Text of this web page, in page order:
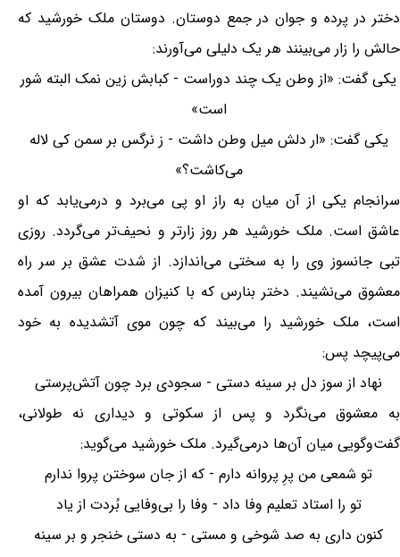
دختر در پرده و جوان در جمع دوستان. دوستان ملک خورشید که
حالش را زار می‌بینند هر یک دلیلی می‌آورند:
یکی گفت: «از وطن یک چند دوراست - کبابش زین نمک البته شور
است»
یکی گفت: «ار دلش میل وطن داشت - ز نرگس بر سمن کی لاله
می‌کاشت؟»
سرانجام یکی از آن میان به راز او پی می‌برد و درمی‌یابد که او
عاشق است. ملک خورشید هر روز زارتر و نحیف‌تر می‌گردد. روزی
تبی جانسوز وی را به سختی می‌اندازد. از شدت عشق بر سر راه
معشوق می‌نشیند. دختر بنارس که با کنیزان همراهان بیرون آمده
است، ملک خورشید را می‌بیند که چون موی آتشدیده به خود
می‌پیچد پس:
نهاد از سوز دل بر سینه دستی - سجودی برد چون آتش‌پرستی
به معشوق می‌نگرد و پس از سکوتی و دیداری نه طولانی،
گفت‌وگویی میان آن‌ها درمی‌گیرد. ملک خورشید می‌گوید:
تو شمعی من پرِ پروانه دارم - که از جان سوختن پروا ندارم
تو را استاد تعلیم وفا داد - وفا را بی‌وفایی بُردت از یاد
کنون داری به صد شوخی و مستی - به دستی خنجر و بر سینه